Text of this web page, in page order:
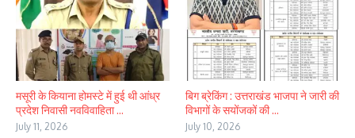
मसूरी के कियाना होमस्टे में हुई थी आंध्र
प्रदेश निवासी नवविवाहिता ...
July 11, 2026
बिग ब्रेकिंग : उत्तराखंड भाजपा ने जारी की
विभागों के सयोंजकों की ...
July 10, 2026